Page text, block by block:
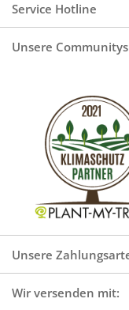
Service Hotline
Unsere Communitys
Unsere
Wir versenden mit: